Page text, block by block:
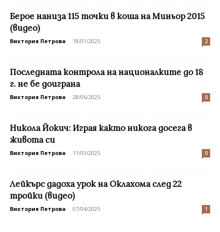
Берое наниза 115 точки в коша на Миньор 2015
(видео)
Виктория Петрова - 18/01/2025 2
Последната контрола на националките до 18
г. не бе доиграна
Виктория Петрова - 28/06/2025 0
Никола Йокич: Играя както никога досега в
живота си
Виктория Петрова - 11/03/2025 0
Лейкърс дадоха урок на Оклахома след 22
тройки (видео)
Виктория Петрова - 07/04/2025 1